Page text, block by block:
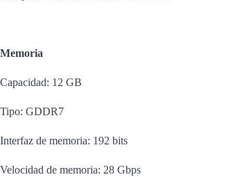
Memoria
Capacidad: 12 GB
Tipo: GDDR7
Interfaz de memoria: 192 bits
Velocidad de memoria: 28 Gbps